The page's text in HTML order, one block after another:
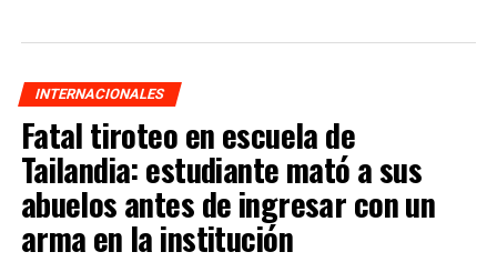
INTERNACIONALES
Fatal tiroteo en escuela de
Tailandia: estudiante mató a sus
abuelos antes de ingresar con un
arma en la institución